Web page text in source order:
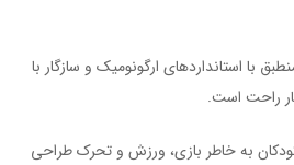
با استاندارد‌های ارگونومیک و سازگار با
راحت است.
به خاطر بازی، ورزش و تحرک طراحی